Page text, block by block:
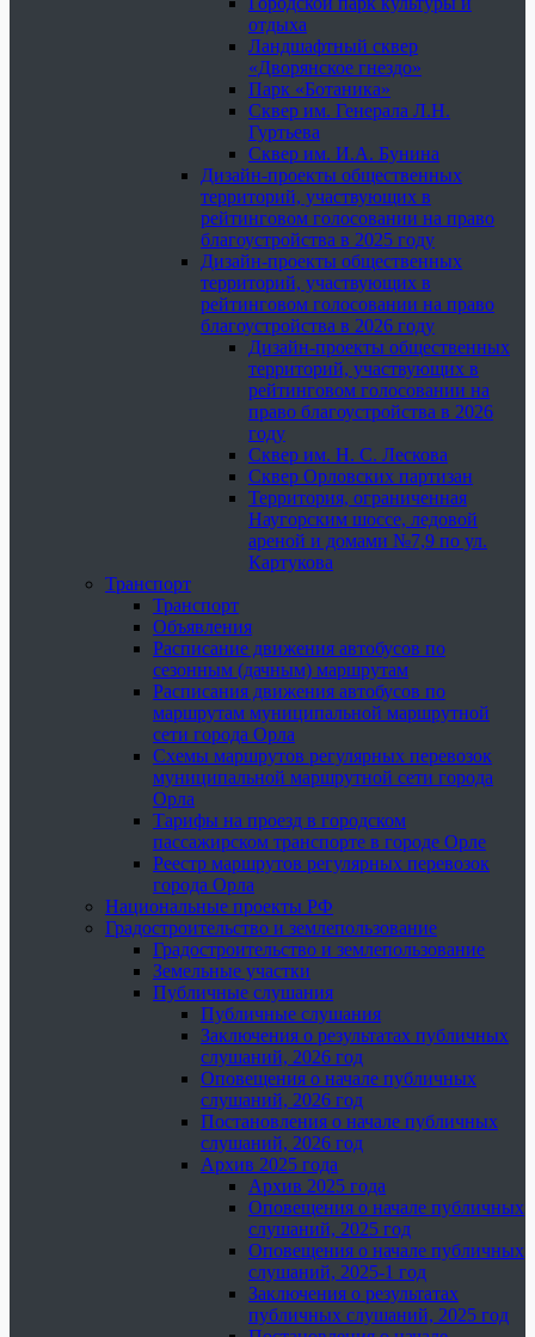
отдыха
Ландшафтный сквер
«Дворянское гнездо»
Парк «Ботаника»
Сквер им. Генерала Л.Н.
Гуртьева
Сквер им. И.А. Бунина
Дизайн-проекты общественных
территорий, участвующих в
рейтинговом голосовании на право
благоустройства в 2025 году
Дизайн-проекты общественных
территорий, участвующих в
рейтинговом голосовании на право
благоустройства в 2026 году
Дизайн-проекты общественных
территорий, участвующих в
рейтинговом голосовании на
право благоустройства в 2026
году
Сквер им. Н. С. Лескова
Сквер Орловских партизан
Территория, ограниченная
Наугорским шоссе, ледовой
ареной и домами №7,9 по ул.
Картукова
Транспорт
Транспорт
Объявления
Расписание движения автобусов по
сезонным (дачным) маршрутам
Расписания движения автобусов по
маршрутам муниципальной маршрутной
сети города Орла
Схемы маршрутов регулярных перевозок
муниципальной маршрутной сети города
Орла
Тарифы на проезд в городском
пассажирском транспорте в городе Орле
Реестр маршрутов регулярных перевозок
города Орла
Национальные проекты РФ
Градостроительство и землепользование
Градостроительство и землепользование
Земельные участки
Публичные слушания
Публичные слушания
Заключения о результатах публичных
слушаний, 2026 год
Оповещения о начале публичных
слушаний, 2026 год
Постановления о начале публичных
слушаний, 2026 год
Архив 2025 года
Архив 2025 года
Оповещения о начале публичных
слушаний, 2025 год
Оповещения о начале публичных
слушаний, 2025-1 год
Заключения о результатах
публичных слушаний, 2025 год